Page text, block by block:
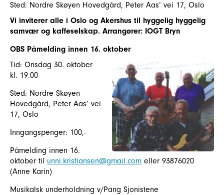
Sted: Nordre Skøyen Hovedgård, Peter Aas’ vei 17, Oslo
Vi inviterer alle i Oslo og Akershus til hyggelig hyggelig
samvær og kaffeselskap. Arrangører: IOGT Bryn
OBS Påmelding innen 16. oktober
Tid: Onsdag 30. oktober
kl. 19.00
Sted: Nordre Skøyen
Hovedgård, Peter Aas’ vei
17, Oslo
Inngangspenger: 100,-
Påmelding innen 16.
oktober til unni.kristiansen@gmail.com eller 93876020
(Anne Karin)
Musikalsk underholdning v/Pang Sjonistene